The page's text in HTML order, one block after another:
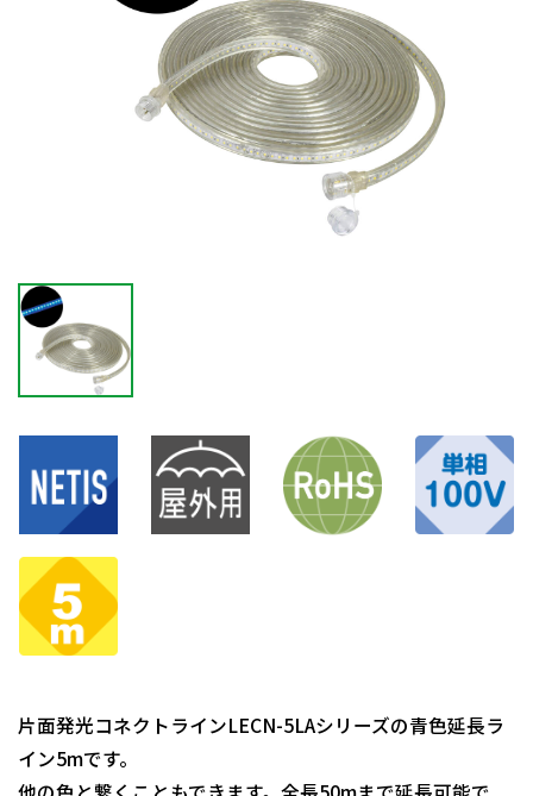
片面発光コネクトラインLECN-5LAシリーズの青色延長ラ
イン5mです。